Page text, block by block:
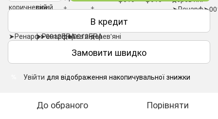
В кредит
Замовити швидко
Увійти для відображення накопичувальної знижки
До обраного Порівняти